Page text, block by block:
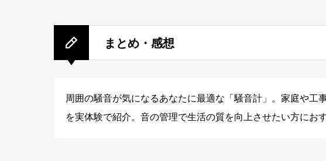
まとめ・感想
周囲の騒音が気になるあなたに最適な「騒音計」。家庭や工
を実体験で紹介。音の管理で生活の質を向上させたい方にお